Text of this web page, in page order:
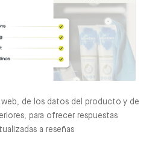
de los datos del producto y de
para ofrecer respuestas
a reseñas